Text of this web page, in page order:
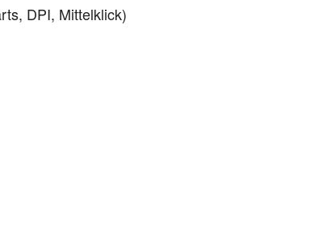
DPI, Mittelklick)